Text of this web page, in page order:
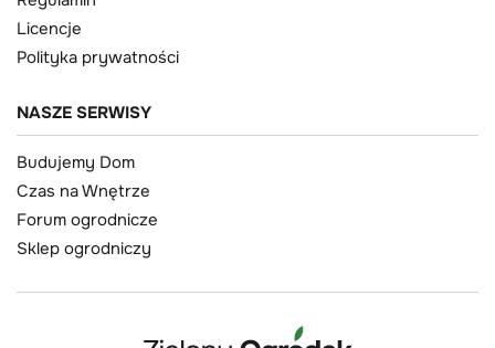
Licencje
Polityka prywatności
NASZE SERWISY
Budujemy Dom
Czas na Wnętrze
Forum ogrodnicze
Sklep ogrodniczy